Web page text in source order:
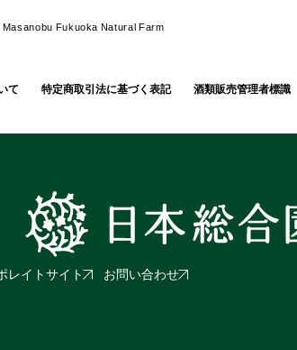
て 特定商取引法に基づく表記 酒類販売管理者標識
Fukuoka Natural Farm
レイトサイト お問い合わせ